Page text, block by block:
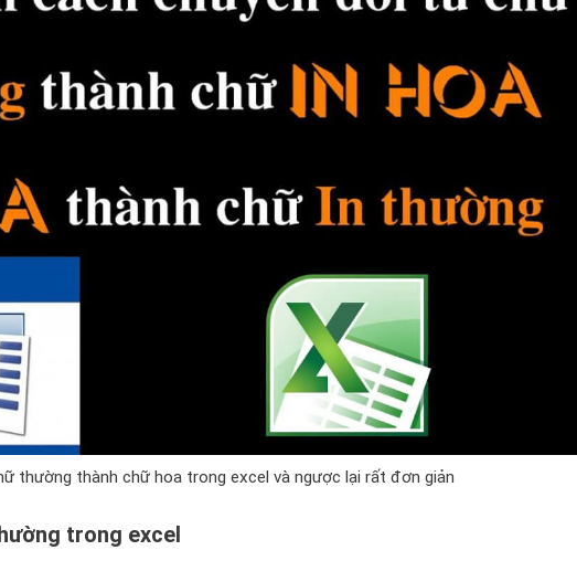
thường thành chữ hoa trong excel và ngược lại rất đơn giản
trong excel